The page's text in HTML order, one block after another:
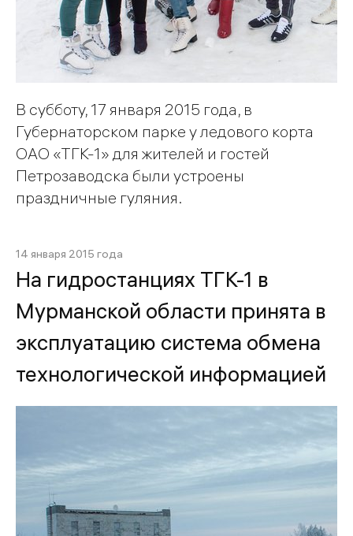
В субботу, 17 января 2015 года, в
Губернаторском парке у ледового корта
ОАО «ТГК-1» для жителей и гостей
Петрозаводска были устроены
праздничные гуляния.
14 января 2015 года
На гидростанциях ТГК-1 в
Мурманской области принята в
эксплуатацию система обмена
технологической информацией